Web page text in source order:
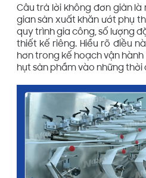
Câu trả lời không đơn giản là
gian sản xuất khăn ướt phụ
quy trình gia công, số lượng
thiết kế riêng. Hiểu rõ điều
hơn trong kế hoạch vận
hụt sản phẩm vào những